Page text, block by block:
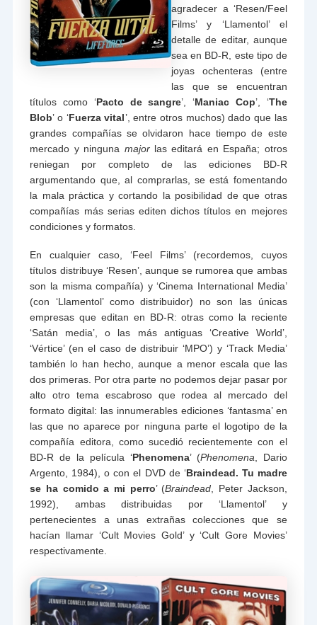
agradecer a ‘Resen/Feel
Films’ y ‘Llamentol’ el
detalle de editar, aunque
sea en BD-R, este tipo de
joyas ochenteras (entre
las que se encuentran
títulos como ‘Pacto de sangre’, ‘Maniac Cop’, ‘The
Blob’ o ‘Fuerza vital’, entre otros muchos) dado que las
grandes compañías se olvidaron hace tiempo de este
mercado y ninguna majorlas editará en España; otros
reniegan por completo de las ediciones BD-R
argumentando que, al comprarlas, se está fomentando
la mala práctica y cortando la posibilidad de que otras
compañías más serias editen dichos títulos en mejores
condiciones y formatos.
En cualquier caso, ‘Feel Films’ (recordemos, cuyos
títulos distribuye ‘Resen’, aunque se rumorea que ambas
son la misma compañía) y ‘Cinema International Media’
(con ‘Llamentol’ como distribuidor) no son las únicas
empresas que editan en BD-R: otras como la reciente
‘Satán media’, o las más antiguas ‘Creative World’,
‘Vértice’ (en el caso de distribuir ‘MPO’) y ‘Track Media’
también lo han hecho, aunque a menor escala que las
dos primeras. Por otra parte no podemos dejar pasar por
alto otro tema escabroso que rodea al mercado del
formato digital: las innumerables ediciones ‘fantasma’ en
las que no aparece por ninguna parte el logotipo de la
compañía editora, como sucedió recientemente con el
BD-R de la película ‘Phenomena’ (Phenomena, Dario
Argento, 1984), o con el DVD de ‘Braindead. Tu madre
se ha comido a mi perro’ (Braindead, Peter Jackson,
1992), ambas distribuidas por ‘Llamentol’ y
pertenecientes a unas extrañas colecciones que se
hacían llamar ‘Cult Movies Gold’ y ‘Cult Gore Movies’
respectivamente.